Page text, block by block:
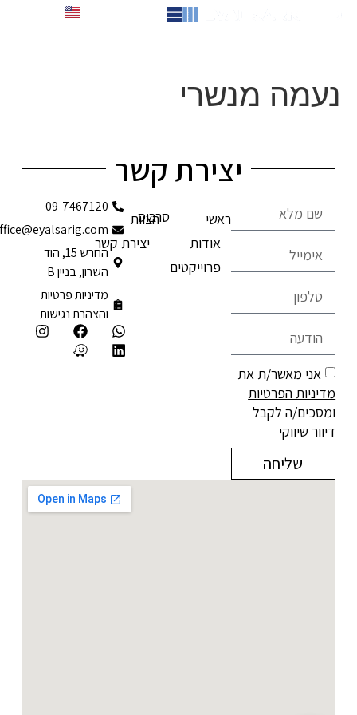
נעמה מנשרי
יצירת קשר
אני מאשר/ת את
מדיניות הפרטיות
ומסכים/ה לקבל
דיוור שיווקי
שליחה
ראשי
אודות
פרוייקטים
סרבוס
הצוות
יצירת קשר
09-7467120
office@eyalsarig.com
החרש 15, הוד
השרון, בניין B
מדיניות פרטיות
והצהרת נגישות